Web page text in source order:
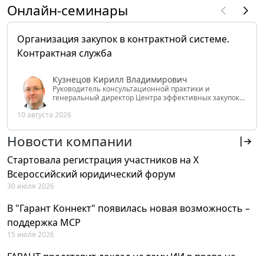
Онлайн-семинары
Организация закупок в контрактной системе.
Контрактная служба
Кузнецов Кирилл Владимирович
Руководитель консультационной практики и
генеральный директор Центра эффективных закупок
РФ
10 августа 2026
Новости компании
Стартовала регистрация участников на X
Всероссийский юридический форум
30 июля 2026
В "Гарант Коннект" появилась новая возможность –
поддержка MCP
15 июля 2026